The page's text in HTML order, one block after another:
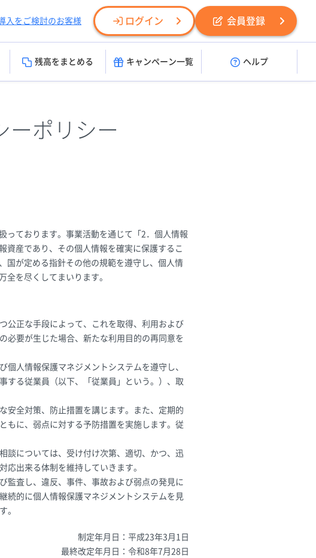
入をご検討のお客様 ログイン 会員登録
残高をまとめる キャンペーン一覧 ヘルプ
ーポリシー
っております。事業活動を通じて「2．個人情報
資産であり、その個人情報を確実に保護するこ
国が定める指針その他の規範を遵守し、個人情
全を尽くしてまいります。
公正な手段によって、これを取得、利用および
必要が生じた場合、新たな利用目的の再同意を
人情報保護マネジメントシステムを遵守し、
する従業員（以下、「従業員」という。）、取
安全対策、防止措置を講じます。また、定期的
もに、弱点に対する予防措置を実施します。従
談については、受け付け次第、適切、かつ、迅
応出来る体制を維持していきます。
監査し、違反、事件、事故および弱点の発見に
続的に個人情報保護マネジメントシステムを見
。
制定年月日：平成23年3月1日
最終改定年月日：令和8年7月28日